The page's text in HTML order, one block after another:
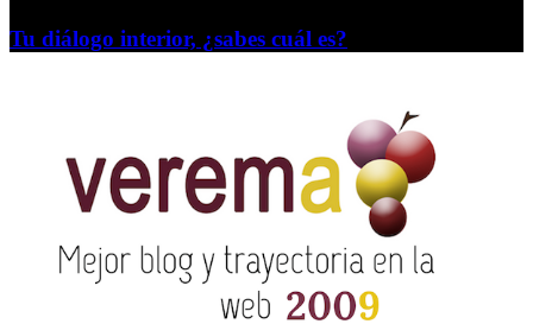
Tu diálogo interior, ¿sabes cuál es?